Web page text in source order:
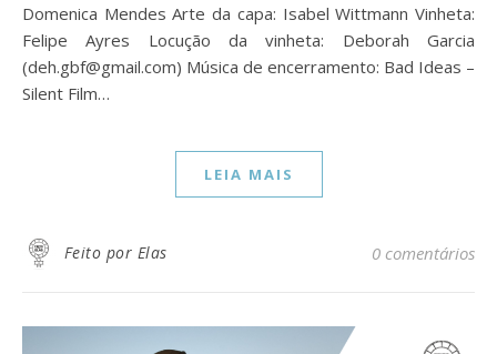
Domenica Mendes Arte da capa: Isabel Wittmann Vinheta:
Felipe Ayres Locução da vinheta: Deborah Garcia
(deh.gbf@gmail.com) Música de encerramento: Bad Ideas –
Silent Film…
LEIA MAIS
Feito por Elas 0 comentários